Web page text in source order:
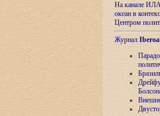
На канале
океан в
Центром
Журнал